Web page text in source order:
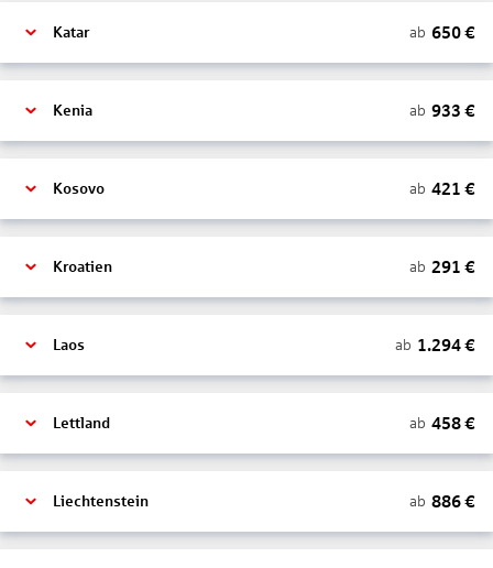
Katar ab 650€
Kenia ab 933 €
Kosovo ab 421 €
Kroatien ab 291 €
Laos ab 1.294€
Lettland ab 458€
Liechtenstein ab 886€